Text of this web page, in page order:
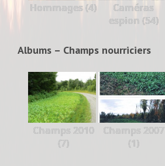
Hommages (4)
Caméras
espion (54)
Albums – Champs nourriciers
Champs 2010
(7)
Champs 2007
(1)